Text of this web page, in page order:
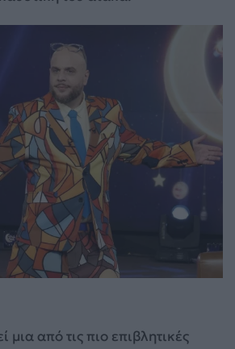
μια από τις πιο επιβλητικές